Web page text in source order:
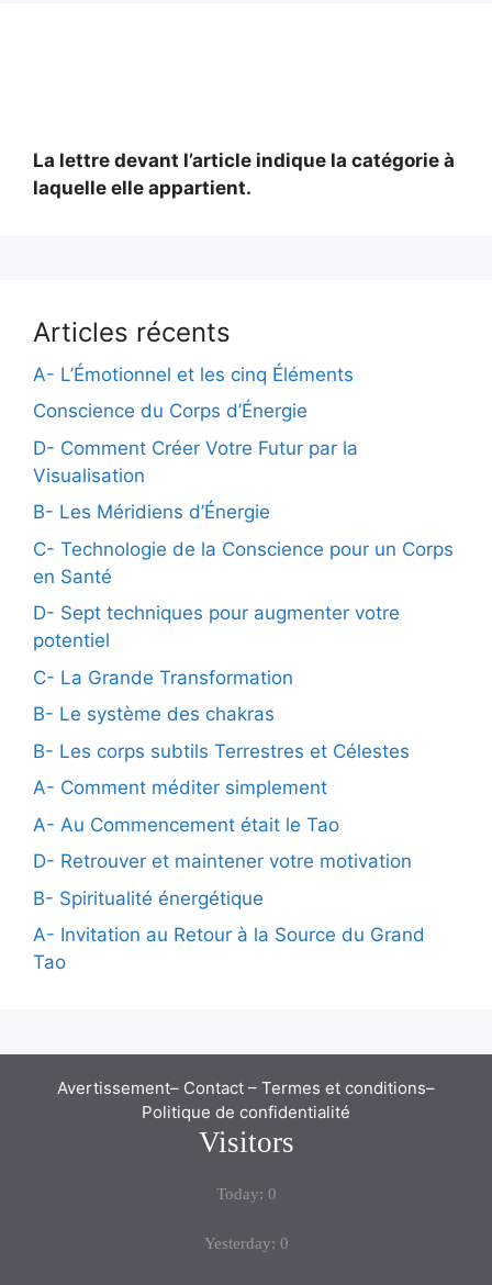
La lettre devant l’article indique la catégorie à
laquelle elle appartient.
Articles récents
A- L’Émotionnel et les cinq Éléments
Conscience du Corps d’Énergie
D- Comment Créer Votre Futur par la
Visualisation
B- Les Méridiens d’Énergie
C- Technologie de la Conscience pour un Corps
en Santé
D- Sept techniques pour augmenter votre
potentiel
C- La Grande Transformation
B- Le système des chakras
B- Les corps subtils Terrestres et Célestes
A- Comment méditer simplement
A- Au Commencement était le Tao
D- Retrouver et maintener votre motivation
B- Spiritualité énergétique
A- Invitation au Retour à la Source du Grand
Tao
Avertissement– Contact – Termes et conditions–
Politique de confidentialité
Visitors
Today: 0
Yesterday: 0